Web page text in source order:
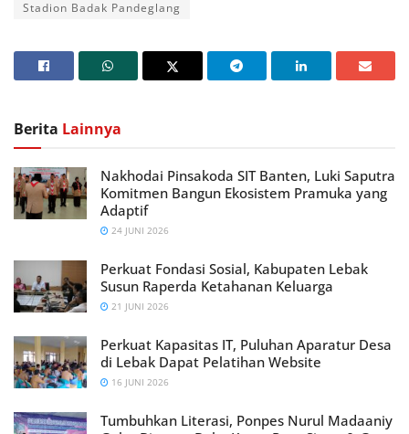
Stadion Badak Pandeglang
Berita Lainnya
Nakhodai Pinsakoda SIT Banten, Luki Saputra
Komitmen Bangun Ekosistem Pramuka yang
Adaptif
24 JUNI 2026
Perkuat Fondasi Sosial, Kabupaten Lebak
Susun Raperda Ketahanan Keluarga
21 JUNI 2026
Perkuat Kapasitas IT, Puluhan Aparatur Desa
di Lebak Dapat Pelatihan Website
16 JUNI 2026
Tumbuhkan Literasi, Ponpes Nurul Madaaniy